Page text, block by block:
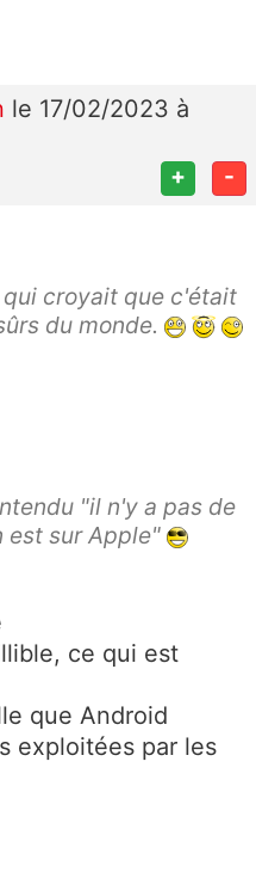
le 17/02/2023 à
+ -
croyait que c'était
du monde.
"il n'y a pas de
est sur Apple"
ce qui est
que Android
exploitées par les